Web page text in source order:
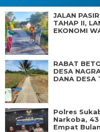
JALAN
TAHAP II,
EKONOMI
RABAT
DESA
DANA DESA
Polres
Narkoba,
Empat Bulan